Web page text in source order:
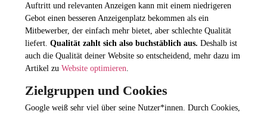
Auftritt und relevanten Anzeigen kann mit einem niedrigeren
Gebot einen besseren Anzeigenplatz bekommen als ein
Mitbewerber, der einfach mehr bietet, aber schlechte Qualität
liefert. Qualität zahlt sich also buchstäblich aus. Deshalb ist
auch die Qualität deiner Website so entscheidend, mehr dazu im
Artikel zu Website optimieren.
Zielgruppen und Cookies
Google weiß sehr viel über seine Nutzer*innen. Durch Cookies,